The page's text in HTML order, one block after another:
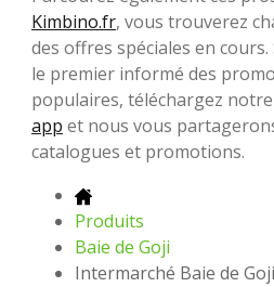
Kimbino.fr, vous trouverez
des offres spéciales en
le premier informé des
populaires, téléchargez
app et nous vous
catalogues et promotions.
Produits
Baie de Goji
Intermarché Baie de Goji